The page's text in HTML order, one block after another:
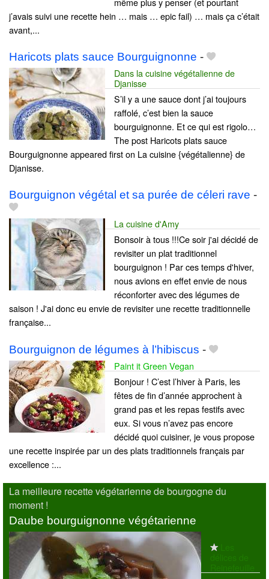
j’avais suivi une recette hein … mais … epic fail) … mais ça c’était
avant,...
Haricots plats sauce Bourguignonne -
Dans la cuisine végétalienne de
Djanisse
S’il y a une sauce dont j’ai toujours
raffolé, c’est bien la sauce
bourguignonne. Et ce qui est rigolo…
The post Haricots plats sauce
Bourguignonne appeared first on La cuisine {végétalienne} de
Djanisse.
Bourguignon végétal et sa purée de céleri rave -
La cuisine d'Amy
Bonsoir à tous !!!Ce soir j'ai décidé de
revisiter un plat traditionnel
bourguignon ! Par ces temps d'hiver,
nous avions en effet envie de nous
réconforter avec des légumes de
saison ! J'ai donc eu envie de revisiter une recette traditionnelle
française...
Bourguignon de légumes à l’hibiscus -
Paint it Green Vegan
Bonjour ! C’est l’hiver à Paris, les
fêtes de fin d’année approchent à
grand pas et les repas festifs avec
eux. Si vous n’avez pas encore
décidé quoi cuisiner, je vous propose
une recette inspirée par un des plats traditionnels français par
excellence :...
La meilleure recette végétarienne de bourgogne du
moment !
Daube bourguignonne végétarienne